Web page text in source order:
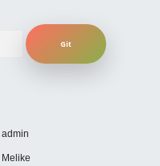
admin
Melike